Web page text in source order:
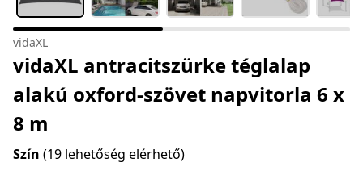
vidaXL
vidaXL antracitszürke téglalap
alakú oxford-szövet napvitorla 6 x
8 m
Szín (19 lehetőség elérhető)